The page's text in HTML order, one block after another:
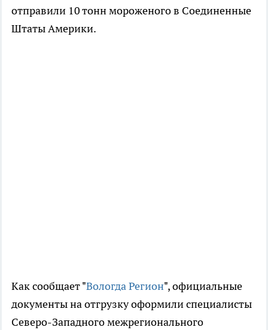
отправили 10 тонн мороженого в Соединенные
Штаты Америки.
Как сообщает "Вологда Регион", официальные
документы на отгрузку оформили специалисты
Северо-Западного межрегионального